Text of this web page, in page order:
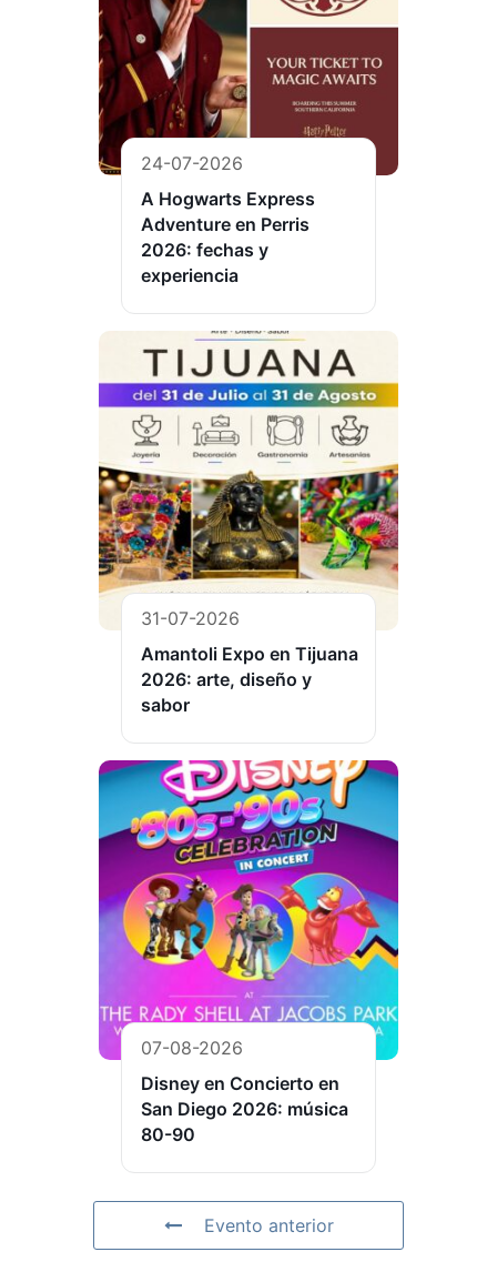
24-07-2026
A Hogwarts Express
Adventure en Perris
2026: fechas y
experiencia
31-07-2026
Amantoli Expo en Tijuana
2026: arte, diseño y
sabor
07-08-2026
Disney en Concierto en
San Diego 2026: música
80-90
Evento anterior